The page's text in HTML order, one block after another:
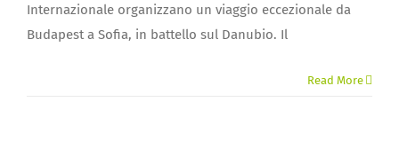
Internazionale organizzano un viaggio eccezionale da
Budapest a Sofia, in battello sul Danubio. Il
Read More